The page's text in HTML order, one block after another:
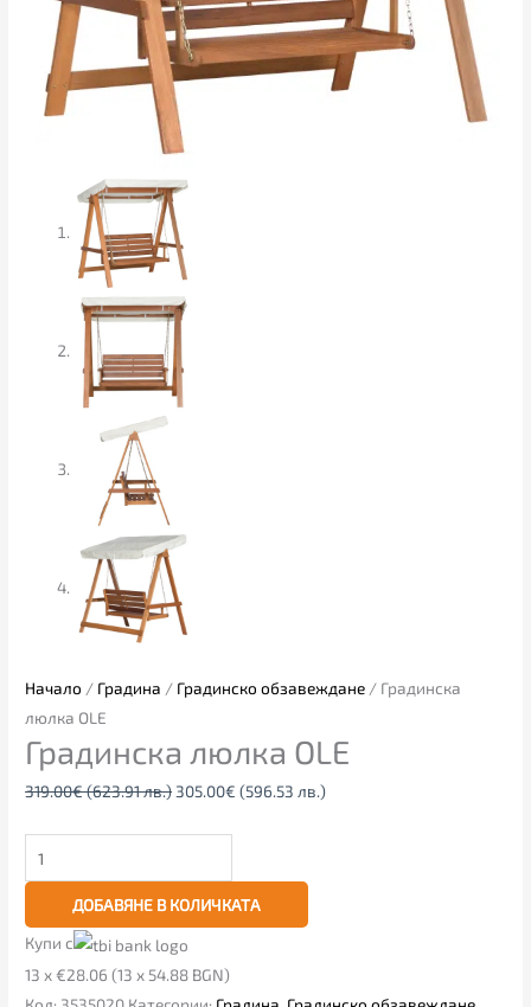
Начало / Градина / Градинско обзавеждане / Градинска
люлка OLE
Градинска люлка OLE
319.00€(623.91 лв.) 305.00€ (596.53 лв.)
ДОБАВЯНЕ В КОЛИЧКАТА
Купи с
13 x €28.06 (13 x 54.88 BGN)